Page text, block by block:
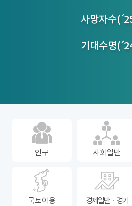
사망자수(´
기대수명(´
인구 사회일반
국토이용 경제일반ㆍ경기